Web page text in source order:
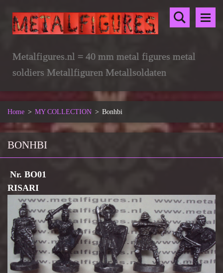
Metalfigures.nl = 40 mm metal figures metal
soldiers Metallfiguren Metallsoldaten
Home > MY COLLECTION > Bonhbi
BONHBI
Nr. BO01
RISARI